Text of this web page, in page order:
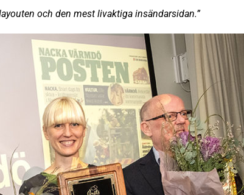
och den mest livaktiga insändarsidan.”